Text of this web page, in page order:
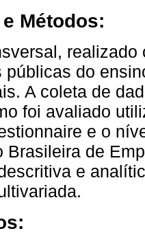
Métodos:
públicas do
A coleta de
foi avaliado
e o
Brasileira de
e